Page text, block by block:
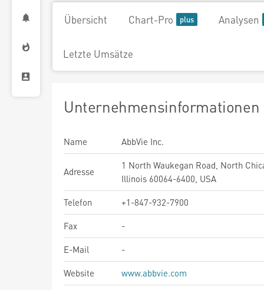
Übersicht Chart-Pro Analysen
Letzte Umsätze
Unternehmensinformationen
Name AbbVie Inc.
Adresse
1 North Waukegan Road, North
Illinois 60064-6400, USA
Telefon
+1-847-932-7900
Fax
-
E-Mail
-
Website
www.abbvie.com